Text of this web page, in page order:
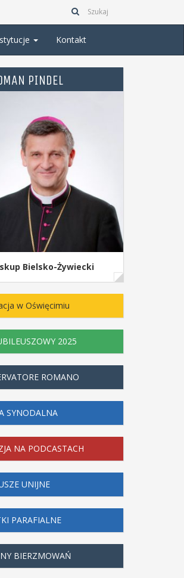
Kontakt
PINDEL
Bielsko-Żywiecki
w Oświęcimiu
2025
ROMANO
SYNODALNA
NA PODCASTACH
UNIJNE
PARAFIALNE
BIERZMOWAŃ